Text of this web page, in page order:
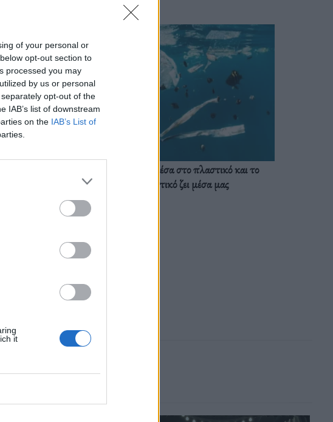
of your personal or
opt-out section to
processed you may
by us or personal
opt-out of the
IAB’s list of downstream
on the IAB’s List of
it
Ζούμε ήδη μέσα στο πλαστικό και το
πλαστικό ζει μέσα μας